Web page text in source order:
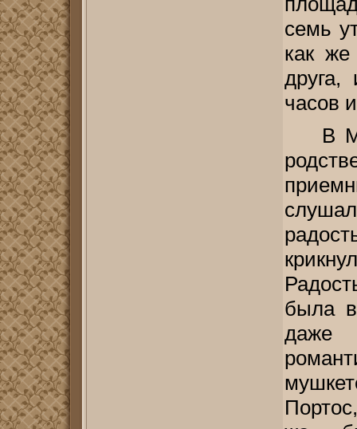
семь
как
часов
В
была